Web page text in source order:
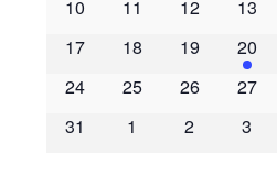
m
é
n
10
11 12 13
17
18 19 20
24
25 26 27
31
1 2 3